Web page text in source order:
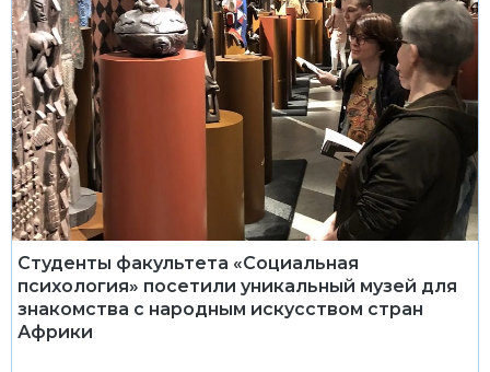
Студенты факультета «Социальная
психология» посетили уникальный музей для
знакомства с народным искусством стран
Африки